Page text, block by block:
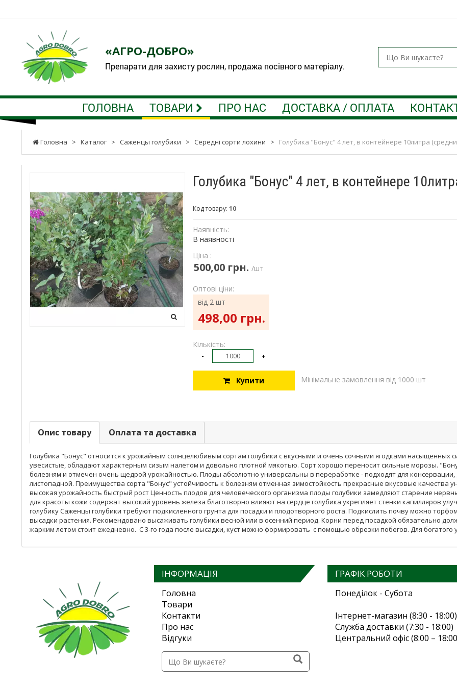
«АГРО-ДОБРО»
Препарати для захисту рослин, продажа посівного матеріалу.
ГОЛОВНА ТОВАРИ ПРО НАС ДОСТАВКА / ОПЛАТА
Головна > Каталог > Саженцы голубики > Середні сорти лохини > Голубика "Бонус" 4 лет, в контейнере 10литра
Голубика "Бонус" 4 лет, в контейнере
Код товару: 10
Наявність:
В наявності
Ціна :
500,00 грн. /шт
Оптові ціни:
від 2 шт
498,00 грн.
Кількість:
- +
Купити Мінімальне замовлення від 1000 шт
Опис товару Оплата та доставка
Голубика "Бонус" относится к урожайным солнцелюбивым сортам голубики с вкусными и очень сочными ягодками насыщенных
увесистые, обладают характерным сизым налетом и довольно плотной мякотью. Сорт хорошо переносит сильные морозы.
болезням и отмечен очень щедрой урожайностью. Плоды абсолютно универсальны в переработке - подходят для
листопадной. Преимущества сорта "Бонус" устойчивость к болезням отменная зимостойкость прекрасные вкусовые качества
высокая урожайность быстрый рост Ценность плодов для человеческого организма плоды голубики замедляют старение
для красоты кожи содержат высокий уровень железа благотворно влияют на сердце голубика укрепляет стенки капилляров
голубику Саженцы голубики требуют подкисленного грунта для посадки и плодотворного роста. Подкислить почву можно
высадки растения. Рекомендовано высаживать голубики весной или в осенний период. Корни перед посадкой обязательно
жарким летом стоит ежедневно. С 3-го года после высадки, куст можно формировать с помощью обрезки побегов. Для
ІНФОРМАЦІЯ
Головна
Товари
Контакти
Про нас
Відгуки
ГРАФІК РОБОТИ
Понеділок - Субота
Інтернет-магазин (8:30 - 18:00)
Служба доставки (7:30 - 18:00)
Центральний офіс (8:00 –